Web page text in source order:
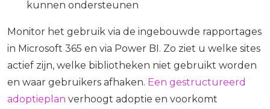
kunnen ondersteunen
Monitor het gebruik via de ingebouwde rapportages
in Microsoft 365 en via Power BI. Zo ziet u welke sites
actief zijn, welke bibliotheken niet gebruikt worden
en waar gebruikers afhaken. Een gestructureerd
adoptieplan verhoogt adoptie en voorkomt